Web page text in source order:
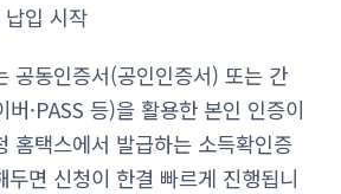
입 시작
공동인증서(공인인증서) 또는 간
버·PASS 등)을 활용한 본인 인증이
홈택스에서 발급하는 소득확인증
두면 신청이 한결 빠르게 진행됩니